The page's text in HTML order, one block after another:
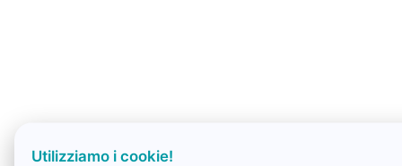
Utilizziamo i cookie!